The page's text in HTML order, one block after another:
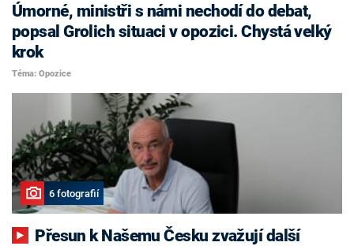
Úmorné, ministři s námi nechodí do debat,
popsal Grolich situaci v opozici. Chystá velký
krok
Téma: Opozice
6 fotografií